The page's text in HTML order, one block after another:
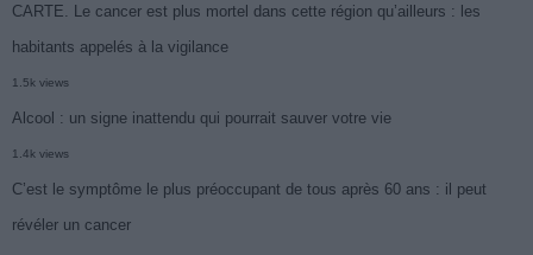
CARTE. Le cancer est plus mortel dans cette région qu’ailleurs : les
habitants appelés à la vigilance
1.5k views
Alcool : un signe inattendu qui pourrait sauver votre vie
1.4k views
C’est le symptôme le plus préoccupant de tous après 60 ans : il peut
révéler un cancer